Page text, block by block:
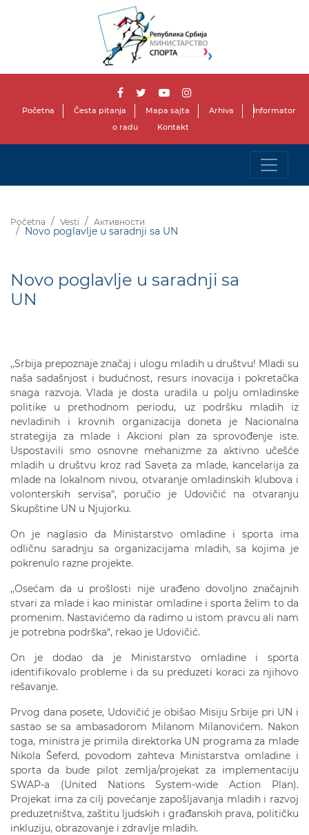
Početna Česta pitanja Mapa sajta Arhiva
Informator
o radu
Kontakt
Početna Vesti Активности
Novo poglavlje u saradnji sa UN
Novo poglavlje u saradnji sa
UN
,,Srbija prepoznaje značaj i ulogu mladih u društvu! Mladi su
naša sadašnjost i budućnost, resurs inovacija i pokretačka
snaga razvoja. Vlada je dosta uradila u polju omladinske
politike u prethodnom periodu, uz podršku mladih iz
nevladinih i krovnih organizacija doneta je Nacionalna
strategija za mlade i Akcioni plan za sprovođenje iste.
Uspostavili smo osnovne mehanizme za aktivno učešće
mladih u društvu kroz rad Saveta za mlade, kancelarija za
mlade na lokalnom nivou, otvaranje omladinskih klubova i
volonterskih servisa“, poručio je Udovičić na otvaranju
Skupštine UN u Njujorku.
On je naglasio da Ministarstvo omladine i sporta ima
odličnu saradnju sa organizacijama mladih, sa kojima je
pokrenulo razne projekte.
,,Osećam da u prošlosti nije urađeno dovoljno značajnih
stvari za mlade i kao ministar omladine i sporta želim to da
promenim. Nastavićemo da radimo u istom pravcu ali nam
je potrebna podrška“, rekao je Udovičić.
On je dodao da je Ministarstvo omladine i sporta
identifikovalo probleme i da su preduzeti koraci za njihovo
rešavanje.
Prvog dana posete, Udovičić je obišao Misiju Srbije pri UN i
sastao se sa ambasadorom Milanom Milanovićem. Nakon
toga, ministra je primila direktorka UN programa za mlade
Nikola Šeferd, povodom zahteva Ministarstva omladine i
sporta da bude pilot zemlja/projekat za implementaciju
SWAP-a (United Nations System-wide Action Plan).
Projekat ima za cilj povećanje zapošljavanja mladih i razvoj
preduzetništva, zaštitu ljudskih i građanskih prava, političku
inkluziju, obrazovanje i zdravlje mladih.